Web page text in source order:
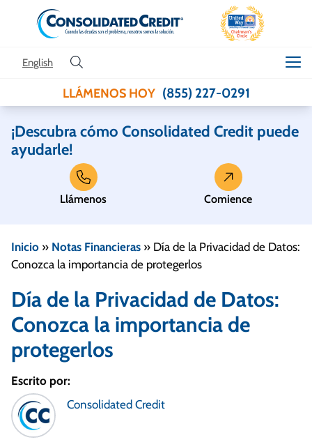
Skip to content
English
LLÁMENOS HOY (855) 227-0291
¡Descubra cómo Consolidated Credit puede
ayudarle!
Llámenos Comience
Inicio » Notas Financieras » Día de la Privacidad de Datos:
Conozca la importancia de protegerlos
Día de la Privacidad de Datos:
Conozca la importancia de
protegerlos
Escrito por:
Consolidated Credit